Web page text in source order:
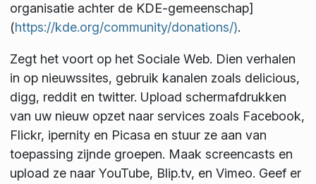
organisatie achter de KDE-gemeenschap]
(https://kde.org/community/donations/).
Zegt het voort op het Sociale Web. Dien verhalen
in op nieuwssites, gebruik kanalen zoals delicious,
digg, reddit en twitter. Upload schermafdrukken
van uw nieuw opzet naar services zoals Facebook,
Flickr, ipernity en Picasa en stuur ze aan van
toepassing zijnde groepen. Maak screencasts en
upload ze naar YouTube, Blip.tv, en Vimeo. Geef er